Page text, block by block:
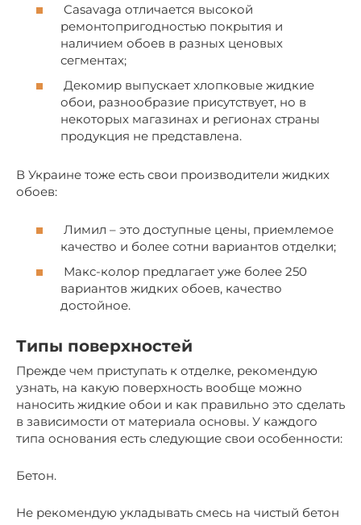
Casavaga отличается высокой
ремонтопригодностью покрытия и
наличием обоев в разных ценовых
сегментах;
Декомир выпускает хлопковые жидкие
обои, разнообразие присутствует, но в
некоторых магазинах и регионах страны
продукция не представлена.
В Украине тоже есть свои производители жидких
обоев:
Лимил – это доступные цены, приемлемое
качество и более сотни вариантов отделки;
Макс-колор предлагает уже более 250
вариантов жидких обоев, качество
достойное.
Типы поверхностей
Прежде чем приступать к отделке, рекомендую
узнать, на какую поверхность вообще можно
наносить жидкие обои и как правильно это сделать
в зависимости от материала основы. У каждого
типа основания есть следующие свои особенности:
Бетон.
Не рекомендую укладывать смесь на чистый бетон